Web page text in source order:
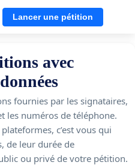
Lancer une pétition
avec
fournies par les signataires,
les numéros de téléphone.
c’est vous qui
de leur durée de
ou privé de votre pétition.